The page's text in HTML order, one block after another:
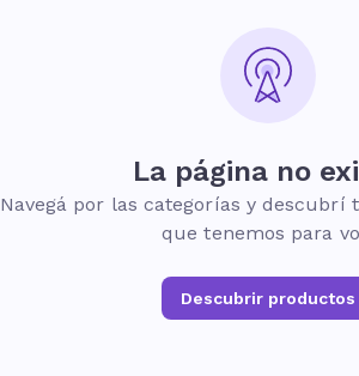
La página no
Navegá por las categorías y descubrí
que tenemos para
Descubrir productos